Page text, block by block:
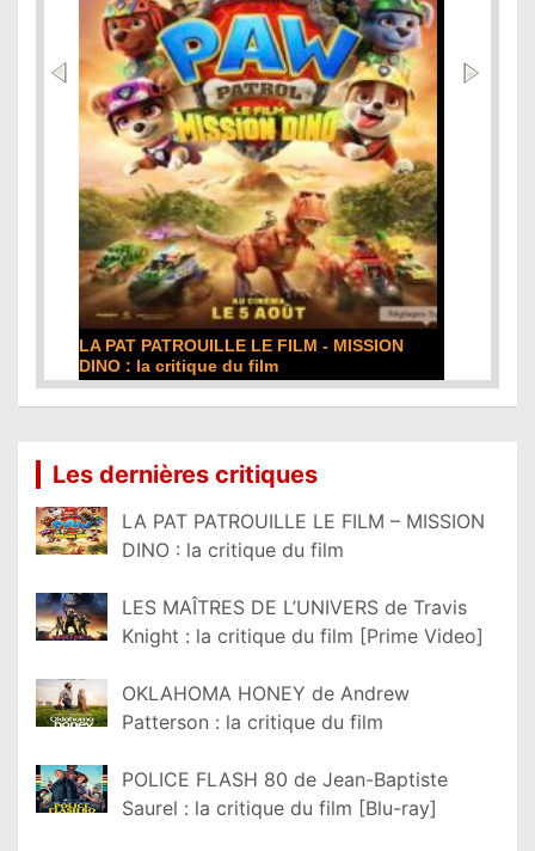
DE LA COMÉDIE-FRANÇAISE : la critique du
film
Les dernières critiques
LA PAT PATROUILLE LE FILM – MISSION
DINO : la critique du film
LES MAÎTRES DE L’UNIVERS de Travis
Knight : la critique du film [Prime Video]
OKLAHOMA HONEY de Andrew
Patterson : la critique du film
POLICE FLASH 80 de Jean-Baptiste
Saurel : la critique du film [Blu-ray]